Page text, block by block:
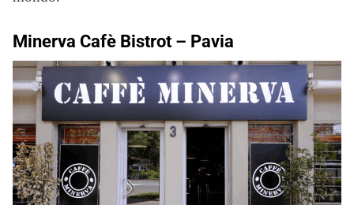
Minerva Cafè Bistrot – Pavia